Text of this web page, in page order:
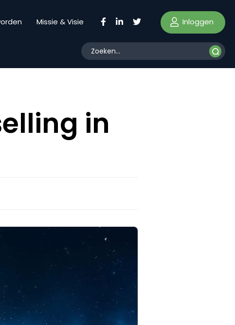
Missie & Visie Inloggen
in